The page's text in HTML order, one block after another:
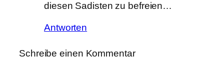
diesen Sadisten zu befreien…
Antworten
Schreibe einen Kommentar